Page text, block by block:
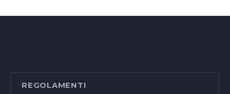
REGOLAMENTI